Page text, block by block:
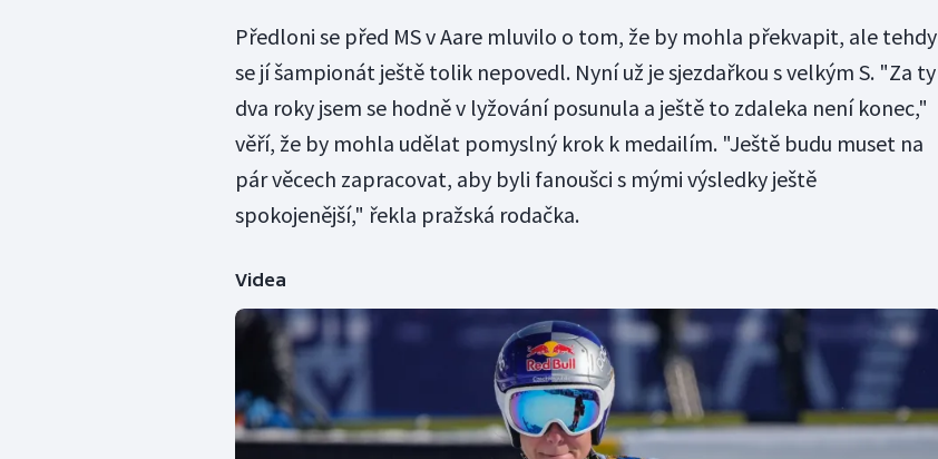
Předloni se před MS v Aare mluvilo o tom, že by mohla překvapit, ale tehdy
se jí šampionát ještě tolik nepovedl. Nyní už je sjezdařkou s velkým S. "Za ty
dva roky jsem se hodně v lyžování posunula a ještě to zdaleka není konec,"
věří, že by mohla udělat pomyslný krok k medailím. "Ještě budu muset na
pár věcech zapracovat, aby byli fanoušci s mými výsledky ještě
spokojenější," řekla pražská rodačka.
Videa